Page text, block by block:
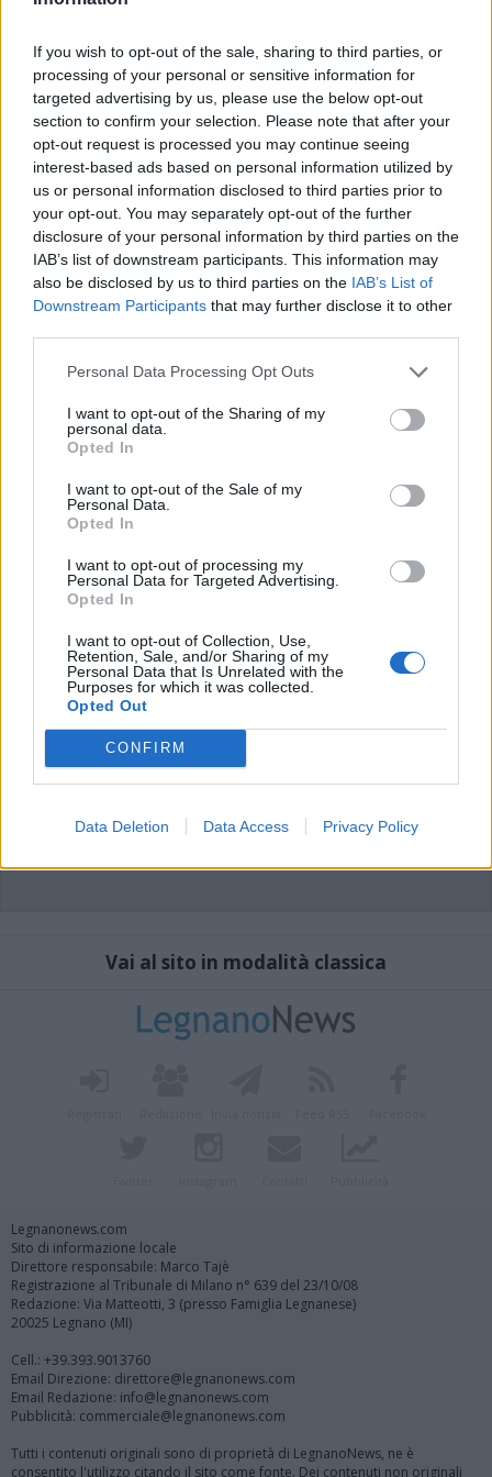
If you wish to opt-out of the sale, sharing to third parties, or
processing of your personal or sensitive information for
targeted advertising by us, please use the below opt-out
section to confirm your selection. Please note that after your
opt-out request is processed you may continue seeing
interest-based ads based on personal information utilized by
us or personal information disclosed to third parties prior to
your opt-out. You may separately opt-out of the further
disclosure of your personal information by third parties on the
IAB’s list of downstream participants. This information may
also be disclosed by us to third parties on the IAB’s List of
Downstream Participants that may further disclose it to other
Personal Data Processing Opt Outs
I want to opt-out of the Sharing of my
personal data.
Opted In
I want to opt-out of the Sale of my
Personal Data.
Opted In
I want to opt-out of processing my
Personal Data for Targeted Advertising.
Opted In
I want to opt-out of Collection, Use,
Retention, Sale, and/or Sharing of my
Personal Data that Is Unrelated with the
Purposes for which it was collected.
Opted Out
CONFIRM
Data Deletion Data Access Privacy Policy
Commenti
Accedioregistratiper commentare questo
di VareseNews.it, che rimane autonoma e indipendente. I messaggi inclusi nei
commenti non sono testi giornalistici, ma post inviati dai singoli lettori che
possono essere automaticamente pubblicati senza filtro preventivo. I commenti
che includano uno o più link a siti esterni verranno rimossi in automatico dal
Vai al sito in modalità classica
Legnanonews.com
Sito di informazione locale
Direttore responsabile: Marco Tajè
Registrazione al Tribunale di Milano n° 639 del 23/10/08
Redazione: Via Matteotti, 3 (presso Famiglia Legnanese)
20025 Legnano (MI)
Cell.: +39.393.9013760
Email Direzione: direttore@legnanonews.com
Email Redazione: info@legnanonews.com
Pubblicità: commerciale@legnanonews.com
Tutti i contenuti originali sono di proprietà di LegnanoNews, ne è
consentito l'utilizzo citando il sito come fonte. Dei contenuti non originali